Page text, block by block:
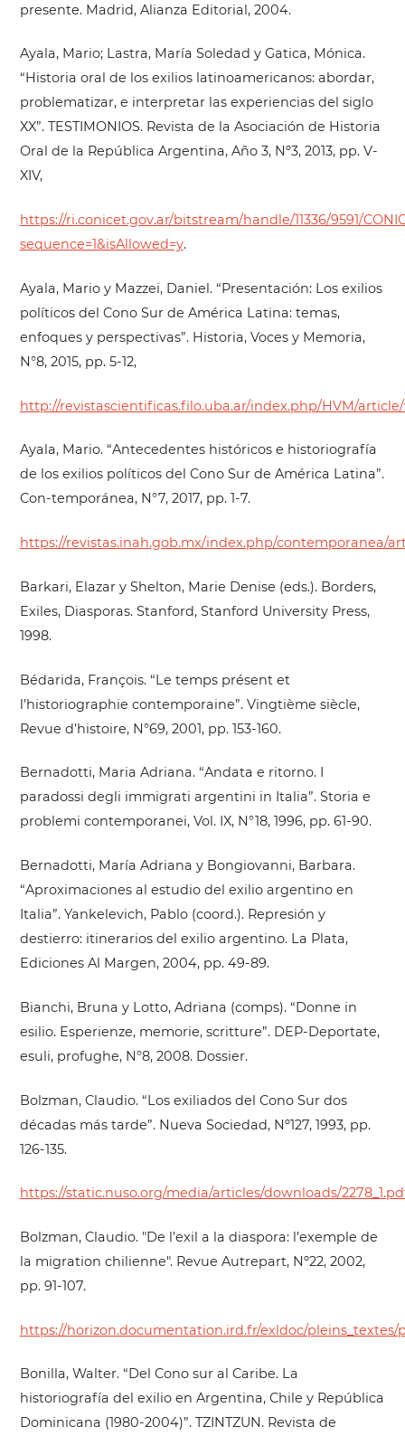
presente. Madrid, Alianza Editorial, 2004.
Ayala, Mario; Lastra, María Soledad y Gatica, Mónica.
“Historia oral de los exilios latinoamericanos: abordar,
problematizar, e interpretar las experiencias del siglo
XX”. TESTIMONIOS. Revista de la Asociación de Historia
Oral de la República Argentina, Año 3, Nº3, 2013, pp. V-
XIV,
https://ri.conicet.gov.ar/bitstream/handle/11336/9591/
sequence=1&isAllowed=y.
Ayala, Mario y Mazzei, Daniel. “Presentación: Los exilios
políticos del Cono Sur de América Latina: temas,
enfoques y perspectivas”. Historia, Voces y Memoria,
N°8, 2015, pp. 5-12,
http://revistascientificas.filo.uba.ar/index.php/HVM/article/
Ayala, Mario. “Antecedentes históricos e historiografía
de los exilios políticos del Cono Sur de América Latina”.
Con-temporánea, N°7, 2017, pp. 1-7.
https://revistas.inah.gob.mx/index.php/contemporanea/
Barkari, Elazar y Shelton, Marie Denise (eds.). Borders,
Exiles, Diasporas. Stanford, Stanford University Press,
1998.
Bédarida, François. “Le temps présent et
l’historiographie contemporaine”. Vingtième siècle,
Revue d’histoire, N°69, 2001, pp. 153-160.
Bernadotti, Maria Adriana. “Andata e ritorno. I
paradossi degli immigrati argentini in Italia”. Storia e
problemi contemporanei, Vol. IX, N°18, 1996, pp. 61-90.
Bernadotti, María Adriana y Bongiovanni, Barbara.
“Aproximaciones al estudio del exilio argentino en
Italia”. Yankelevich, Pablo (coord.). Represión y
destierro: itinerarios del exilio argentino. La Plata,
Ediciones Al Margen, 2004, pp. 49-89.
Bianchi, Bruna y Lotto, Adriana (comps). “Donne in
esilio. Esperienze, memorie, scritture”. DEP-Deportate,
esuli, profughe, N°8, 2008. Dossier.
Bolzman, Claudio. “Los exiliados del Cono Sur dos
décadas más tarde”. Nueva Sociedad, Nº127, 1993, pp.
126-135.
https://static.nuso.org/media/articles/downloads/
Bolzman, Claudio. "De l’exil a la diaspora: l’exemple de
la migration chilienne". Revue Autrepart, Nº22, 2002,
pp. 91-107.
https://horizon.documentation.ird.fr/exldoc/pleins_textes/
Bonilla, Walter. “Del Cono sur al Caribe. La
historiografía del exilio en Argentina, Chile y República
Dominicana (1980-2004)”. TZINTZUN. Revista de